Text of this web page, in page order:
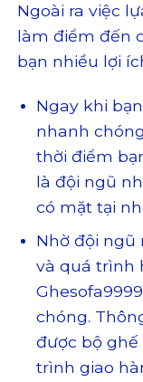
Ngoài ra việc
làm điểm đến
bạn nhiều lợi
Ngay khi
nhanh
thời điểm
là đội ngũ
có mặt tại
Nhờ đội ngũ
và quá trình
chóng.
được bộ ghế
trình giao